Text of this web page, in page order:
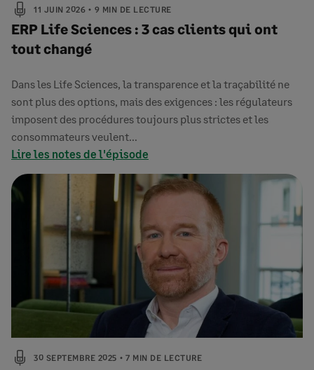
11 JUIN 2026 9 MIN DE LECTURE
ERP Life Sciences : 3 cas clients qui ont
tout changé
Dans les Life Sciences, la transparence et la traçabilité ne
sont plus des options, mais des exigences : les régulateurs
imposent des procédures toujours plus strictes et les
consommateurs veulent…
Lire les notes de l'épisode
30 SEPTEMBRE 2025 7 MIN DE LECTURE